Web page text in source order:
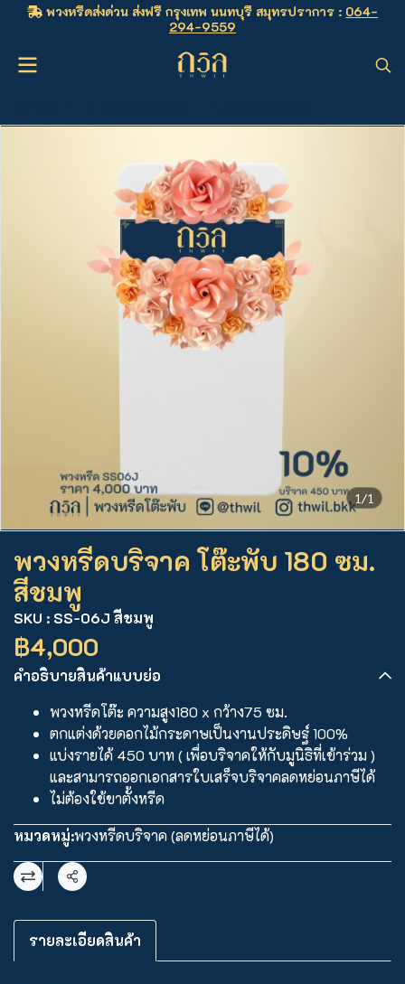
พวงหรีดส่งด่วน ส่งฟรี กรุงเทพ นนทบุรี สมุทรปราการ : 064-
294-9559
1/1
พวงหรีดบริจาค โต๊ะพับ 180 ซม.
สีชมพู
SKU : SS-06J สีชมพู
฿4,000
คำอธิบายสินค้าแบบย่อ
พวงหรีดโต๊ะ ความสูง180 x กว้าง75 ซม.
ตกแต่งด้วยดอกไม้กระดาษเป็นงานประดิษฐ์ 100%
แบ่งรายได้ 450 บาท ( เพื่อบริจาคให้กับมูนิธิที่เข้าร่วม )
และสามารถออกเอกสารใบเสร็จบริจาคลดหย่อนภาษีได้
ไม่ต้องใช้ขาตั้งหรีด
หมวดหมู่:พวงหรีดบริจาค (ลดหย่อนภาษีได้)
แชร์
รายละเอียดสินค้า